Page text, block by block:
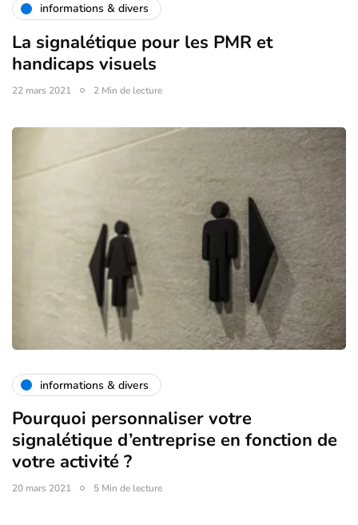
informations & divers
La signalétique pour les PMR et
handicaps visuels
22 mars 2021 2 Min de lecture
informations & divers
Pourquoi personnaliser votre
signalétique d’entreprise en fonction de
votre activité ?
20 mars 2021 5 Min de lecture